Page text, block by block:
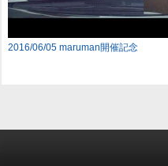
2016/06/05 maruman開催記念